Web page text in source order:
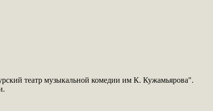
театр музыкальной комедии им К. Кужамьярова".